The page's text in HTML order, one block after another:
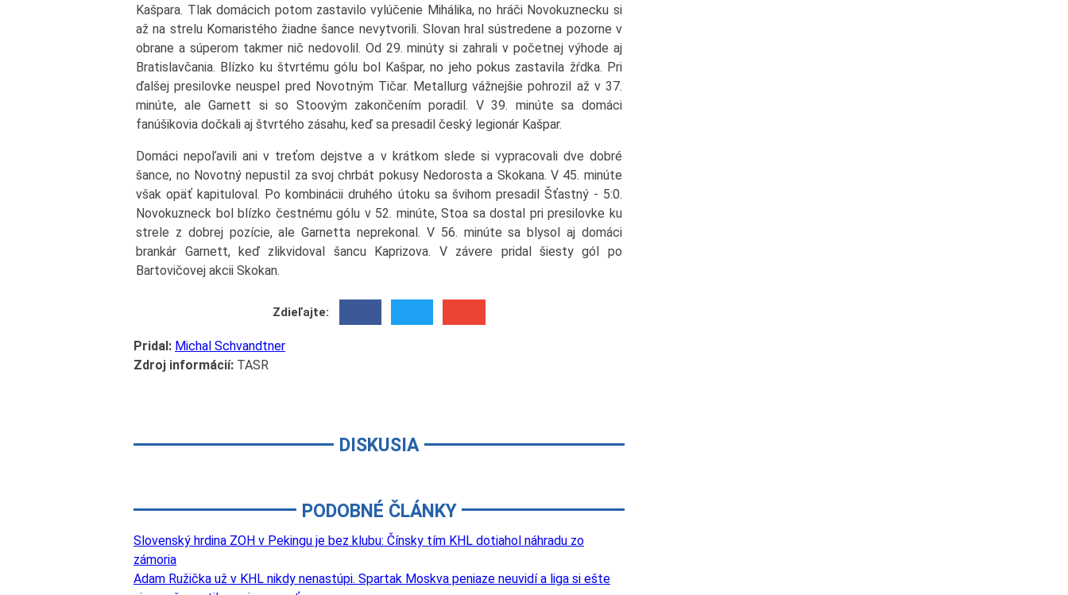
Kašpara. Tlak domácich potom zastavilo vylúčenie Mihálika, no hráči Novokuznecku si
až na strelu Komaristého žiadne šance nevytvorili. Slovan hral sústredene a pozorne v
obrane a súperom takmer nič nedovolil. Od 29. minúty si zahrali v početnej výhode aj
Bratislavčania. Blízko ku štvrtému gólu bol Kašpar, no jeho pokus zastavila žŕdka. Pri
ďalšej presilovke neuspel pred Novotným Tičar. Metallurg vážnejšie pohrozil až v 37.
minúte, ale Garnett si so Stoovým zakončením poradil. V 39. minúte sa domáci
fanúšikovia dočkali aj štvrtého zásahu, keď sa presadil český legionár Kašpar.
Domáci nepoľavili ani v treťom dejstve a v krátkom slede si vypracovali dve dobré
šance, no Novotný nepustil za svoj chrbát pokusy Nedorosta a Skokana. V 45. minúte
však opäť kapituloval. Po kombinácii druhého útoku sa švihom presadil Šťastný - 5:0.
Novokuzneck bol blízko čestnému gólu v 52. minúte, Stoa sa dostal pri presilovke ku
strele z dobrej pozície, ale Garnetta neprekonal. V 56. minúte sa blysol aj domáci
brankár Garnett, keď zlikvidoval šancu Kaprizova. V závere pridal šiesty gól po
Bartovičovej akcii Skokan.
Zdieľajte:
Pridal: Michal Schvandtner
Zdroj informácií: TASR
DISKUSIA
PODOBNÉ ČLÁNKY
Slovenský hrdina ZOH v Pekingu je bez klubu: Čínsky tím KHL dotiahol náhradu zo
zámoria
Adam Ružička už v KHL nikdy nenastúpi. Spartak Moskva peniaze neuvidí a liga si ešte